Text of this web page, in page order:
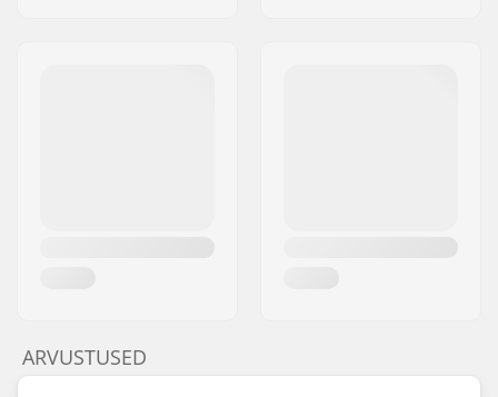
ARVUSTUSED